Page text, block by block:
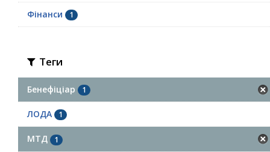
Фінанси 1
Теги
Бенефіціар 1
ЛОДА 1
МТД 1